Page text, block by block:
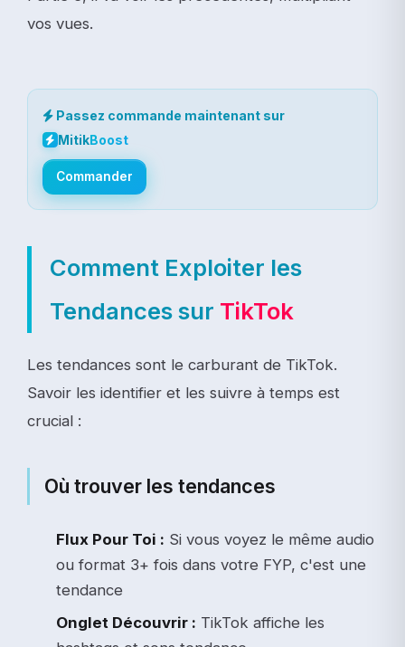
vos vues.
Passez commande maintenant sur
MitikBoost
Commander
Comment Exploiter les
Tendances sur TikTok
Les tendances sont le carburant de TikTok.
Savoir les identifier et les suivre à temps est
crucial :
Où trouver les tendances
Flux Pour Toi : Si vous voyez le même audio
ou format 3+ fois dans votre FYP, c'est une
tendance
Onglet Découvrir : TikTok affiche les